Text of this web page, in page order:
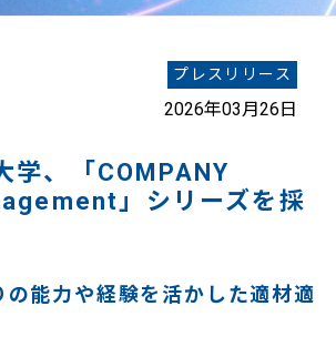
プレスリリース
2026年03月26日
学、「COMPANY
」シリーズを採
の能力や経験を活かした適材適